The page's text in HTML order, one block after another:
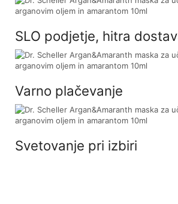
SLO podjetje, hitra
Varno plačevanje
Svetovanje pri izbiri